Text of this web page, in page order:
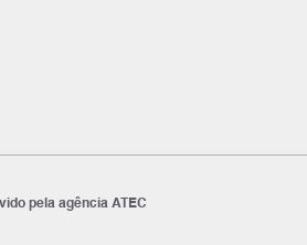
pela agência ATEC